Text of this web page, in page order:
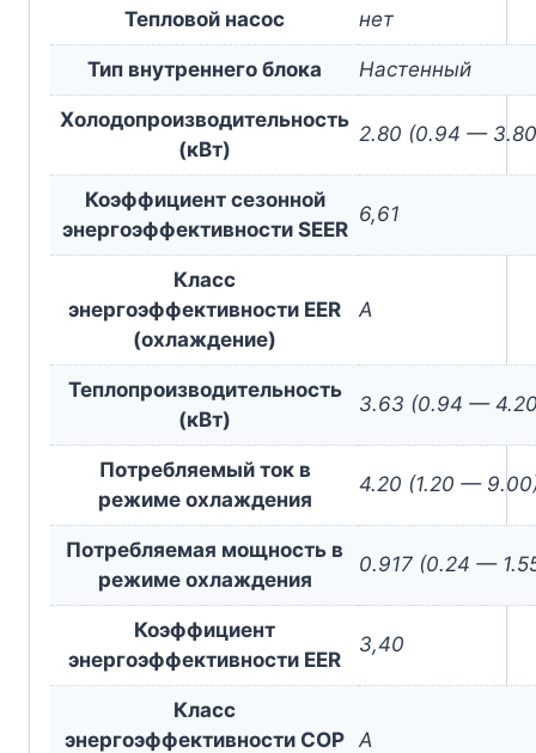
Тепловой насос нет
Тип внутреннего блока Настенный
Холодопроизводительность
(кВт)
2.80 (0.94 —
Коэффициент сезонной
энергоэффективности SEER
6,61
Класс
энергоэффективности EER
(охлаждение)
A
Теплопроизводительность
(кВт)
3.63 (0.94 —
Потребляемый ток в
режиме охлаждения
4.20 (1.20 —
Потребляемая мощность в
режиме охлаждения
0.917 (0.24 —
Коэффициент
энергоэффективности EER
3,40
Класс
энергоэффективности COP A